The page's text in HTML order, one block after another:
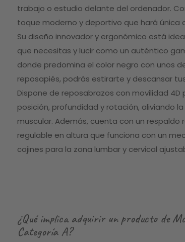
images
trabajo o estudio delante del ordenador.
toque moderno y deportivo que hará única
Su diseño innovador y ergonómico está
que necesitas y lucir como un auténtico
donde predomina el color negro con unos
reposapiés, podrás estirarte y descansar
Dispone de reposabrazos con movilidad
posición, profundidad y rotación, aliviando
muscular. Además, cuenta con un respaldo
regulable en altura que funciona con un
cojines para la zona lumbar y cervical
¿Qué implica adquirir un producto de
Categoría A?